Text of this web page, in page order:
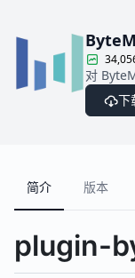
对
下
简介 版本
plugin-